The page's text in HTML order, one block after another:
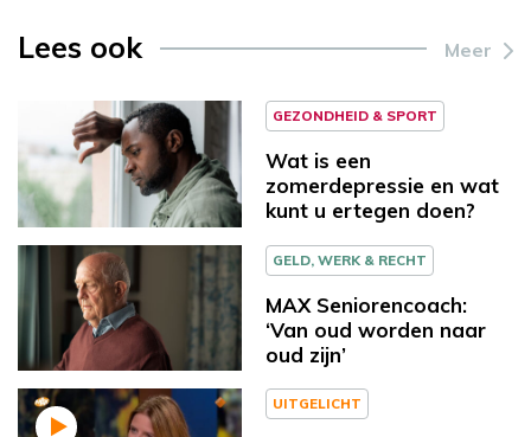
Lees ook Meer
GEZONDHEID & SPORT
Wat is een
zomerdepressie en wat
kunt u ertegen doen?
GELD, WERK & RECHT
MAX Seniorencoach:
‘Van oud worden naar
oud zijn’
UITGELICHT